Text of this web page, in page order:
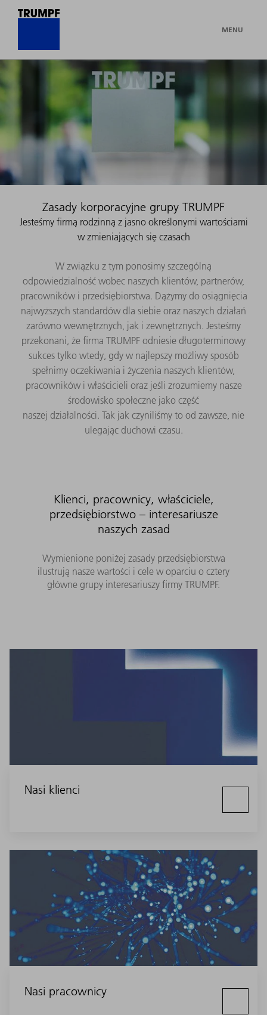
MENU
Zasady korporacyjne grupy TRUMPF
Jesteśmy firmą rodzinną z jasno określonymi wartościami
w zmieniających się czasach
W związku z tym ponosimy szczególną
odpowiedzialność wobec naszych klientów, partnerów,
pracowników i przedsiębiorstwa. Dążymy do osiągnięcia
najwyższych standardów dla siebie oraz naszych działań
zarówno wewnętrznych, jak i zewnętrznych. Jesteśmy
przekonani, że firma TRUMPF odniesie długoterminowy
sukces tylko wtedy, gdy w najlepszy możliwy sposób
spełnimy oczekiwania i życzenia naszych klientów,
pracowników i właścicieli oraz jeśli zrozumiemy nasze
środowisko społeczne jako część
naszej działalności. Tak jak czyniliśmy to od zawsze, nie
ulegając duchowi czasu.
Klienci, pracownicy, właściciele,
przedsiębiorstwo – interesariusze
naszych zasad
Wymienione poniżej zasady przedsiębiorstwa
ilustrują nasze wartości i cele w oparciu o cztery
główne grupy interesariuszy firmy TRUMPF.
Nasi klienci
Nasi pracownicy